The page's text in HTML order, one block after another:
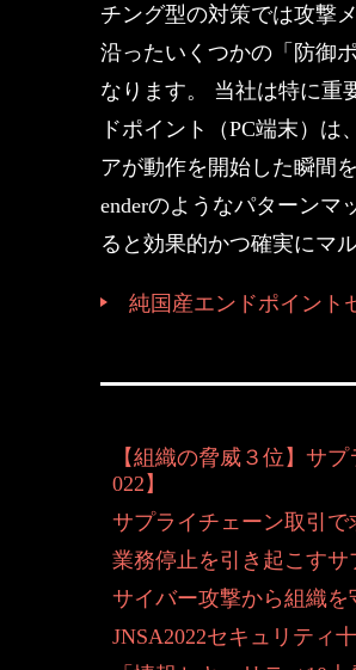
チング型の対策では攻撃
沿ったいくつかの「防御
なります。 当社は特に重
ドポイント（PC端末）
アが動作を開始した瞬間
enderのようなパターン
ると効果的かつ確実にマ
純国産エンドポイント
【組織の脅威３位】サ
022】
サプライチェーン取引
業務停止を引き起こす
サイバー攻撃から組織を
JNSA2022セキュリティ